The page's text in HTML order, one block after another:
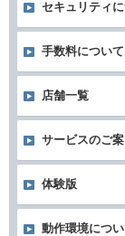
セキュリティ
手数料について
店舗一覧
サービスのご
体験版
動作環境につ